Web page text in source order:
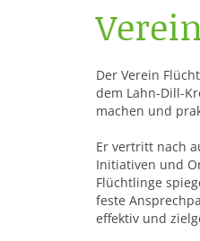
Der Verein
dem Lahn-Dill-
machen und
Er vertritt nach
Initiativen und
Flüchtlinge
feste
effektiv und